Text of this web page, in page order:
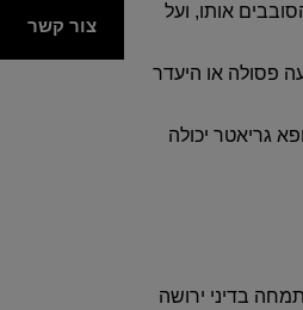
אותו, ועל
פסולה או היעדר
גריאטר יכולה
בדיני ירושה
צור קשר